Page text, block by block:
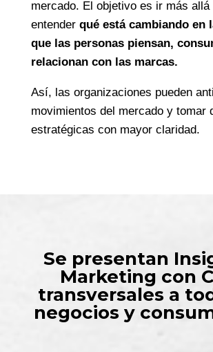
mercado. El objetivo es ir más allá
entender qué está cambiando en
que las personas piensan,
relacionan con las marcas.
Así, las organizaciones pueden
movimientos del mercado y tomar
estratégicas con mayor claridad.
Se presentan
Marketing con
transversales a
negocios y